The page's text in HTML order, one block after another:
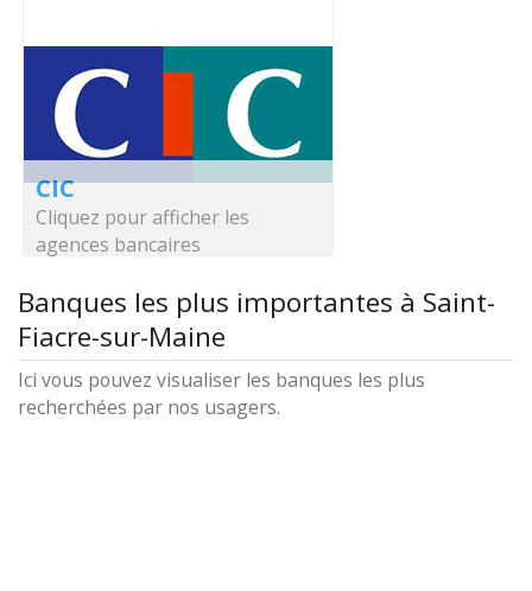
CIC
Cliquez pour afficher les
agences bancaires
Banques les plus importantes à Saint-
Fiacre-sur-Maine
Ici vous pouvez visualiser les banques les plus
recherchées par nos usagers.